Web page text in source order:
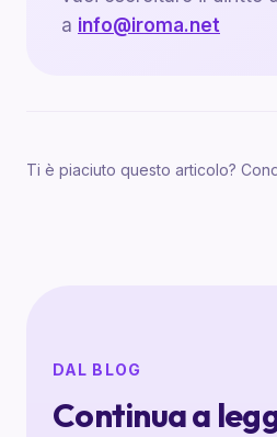
a info@iroma.net
Ti è piaciuto questo articolo?
DAL BLOG
Continua a